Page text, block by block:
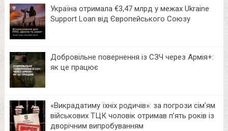
Україна отримала €3,47 млрд у межах Ukraine
Support Loan від Європейського Союзу
Добровільне повернення із СЗЧ через Армія+:
як це працює
«Викрадатиму їхніх родичів»: за погрози сім’ям
військових ТЦК чоловік отримав п’ять років із
дворічним випробуванням